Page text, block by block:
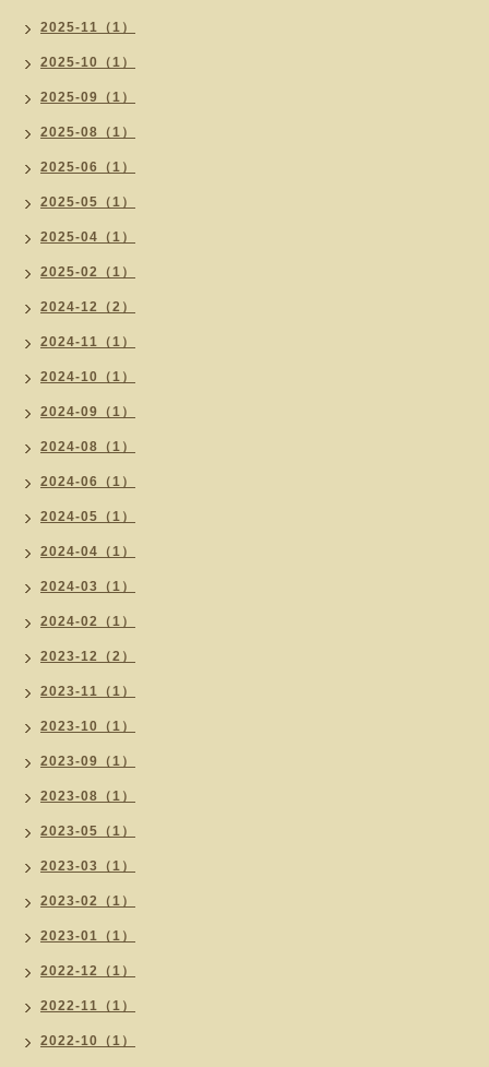
2025-11（1）
2025-10（1）
2025-09（1）
2025-08（1）
2025-06（1）
2025-05（1）
2025-04（1）
2025-02（1）
2024-12（2）
2024-11（1）
2024-10（1）
2024-09（1）
2024-08（1）
2024-06（1）
2024-05（1）
2024-04（1）
2024-03（1）
2024-02（1）
2023-12（2）
2023-11（1）
2023-10（1）
2023-09（1）
2023-08（1）
2023-05（1）
2023-03（1）
2023-02（1）
2023-01（1）
2022-12（1）
2022-11（1）
2022-10（1）